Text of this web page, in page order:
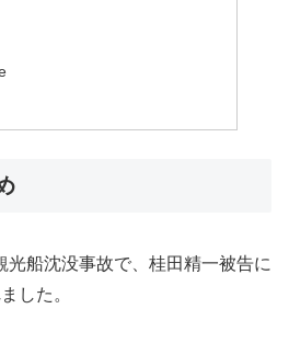
光船沈没事故で、桂田精一被告に
した。